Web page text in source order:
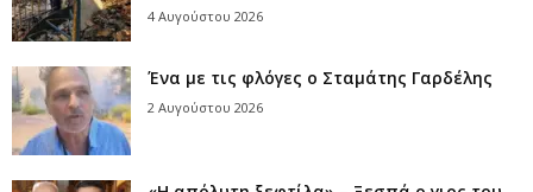
4 Αυγούστου 2026
Ένα με τις φλόγες ο Σταμάτης Γαρδέλης
2 Αυγούστου 2026